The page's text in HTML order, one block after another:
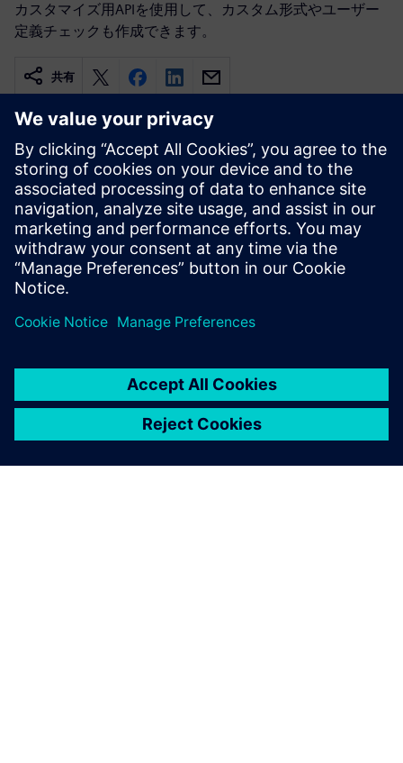
カスタマイズ用APIを使用して、カスタム形式やユーザー
定義チェックも作成できます。
共有
関連情報